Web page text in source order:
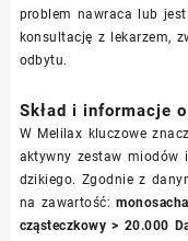
problem nawraca lub
konsultację z lekarzem,
odbytu.
Skład i informacje
W Melilax kluczowe
aktywny zestaw miodów
dzikiego. Zgodnie z
na zawartość:
cząsteczkowy > 20.000